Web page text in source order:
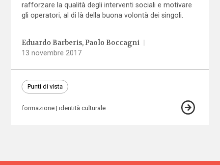
rafforzare la qualità degli interventi sociali e motivare
gli operatori, al di là della buona volontà dei singoli.
Eduardo Barberis Paolo Boccagni
13 novembre 2017
Punti di vista
formazione identità culturale